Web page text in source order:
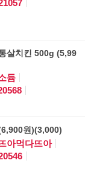
살치킨 500g (5,99
듐
원)(3,000)
아먹다뜨아